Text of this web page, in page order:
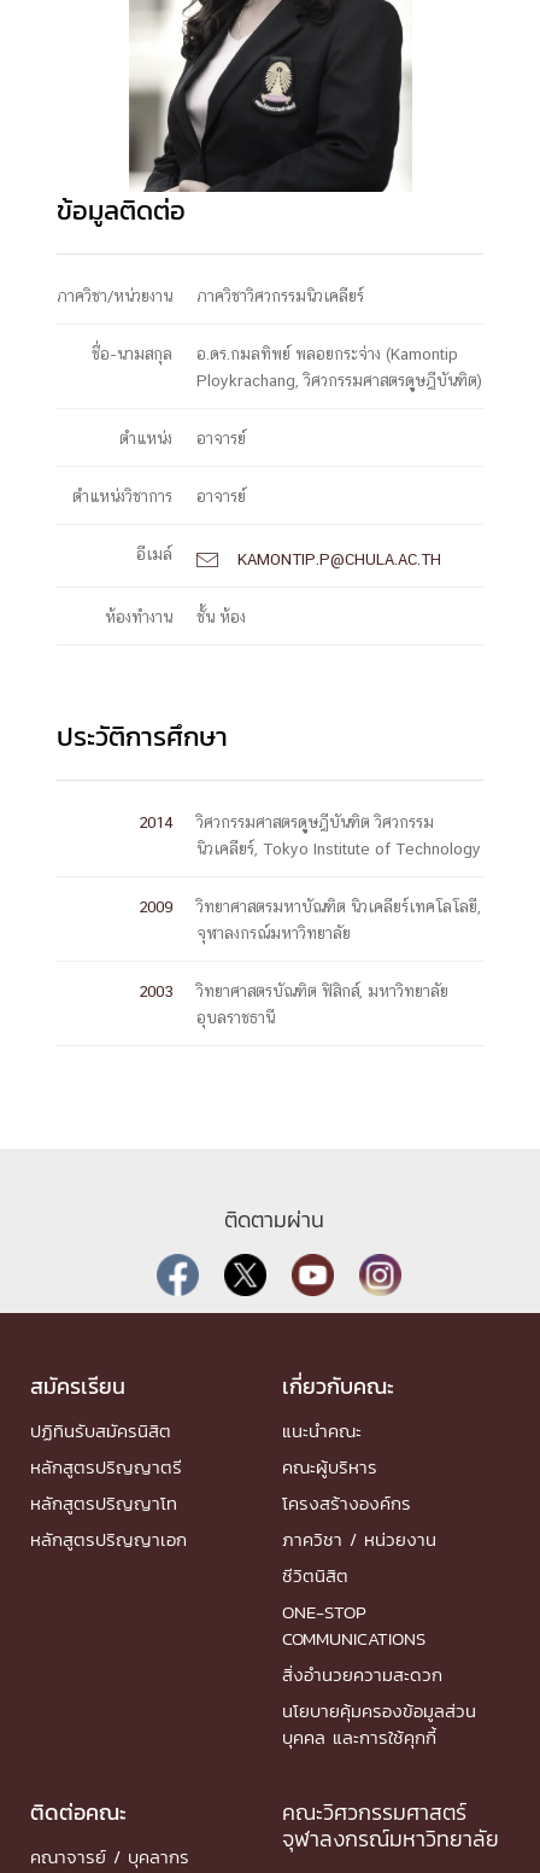
ข้อมูลติดต่อ
ภาควิชา/หน่วยงาน ภาควิชาวิศวกรรมนิวเคลียร์
ชื่อ-นามสกุล
อ.ดร.กมลทิพย์ พลอยกระจ่าง (Kamontip
Ploykrachang, วิศวกรรมศาสตรดุูษฎีบันฑิต)
ตำแหน่ง อาจารย์
ตำแหน่งวิชาการ อาจารย์
อีเมล์  KAMONTIP.P@CHULA.AC.TH
ห้องทำงาน ชั้น ห้อง
ประวัติการศึกษา
2014
วิศวกรรมศาสตรดุูษฎีบันฑิต วิศวกรรม
นิวเคลียร์, Tokyo Institute of Technology
2009
วิทยาศาสตรมหาบัณฑิต นิวเคลียร์เทคโลโลยี,
จุฬาลงกรณ์มหาวิทยาลัย
2003
วิทยาศาสตรบัณฑิต ฟิสิกส์, มหาวิทยาลัย
อุบลราชธานี
ติดตามผ่าน
สมัครเรียน
ปฏิทินรับสมัครนิสิต
หลักสูตรปริญญาตรี
หลักสูตรปริญญาโท
หลักสูตรปริญญาเอก
เกี่ยวกับคณะ
แนะนำคณะ
คณะผู้บริหาร
โครงสร้างองค์กร
ภาควิชา / หน่วยงาน
ชีวิตนิสิต
ONE-STOP
COMMUNICATIONS
สิ่งอำนวยความสะดวก
นโยบายคุ้มครองข้อมูลส่วน
บุคคล และการใช้คุกกี้
ติดต่อคณะ
คณาจารย์ / บุคลากร
คณะวิศวกรรมศาสตร์
จุฬาลงกรณ์มหาวิทยาลัย